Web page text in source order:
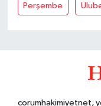
Perşembe
corumhakimiyetnet,